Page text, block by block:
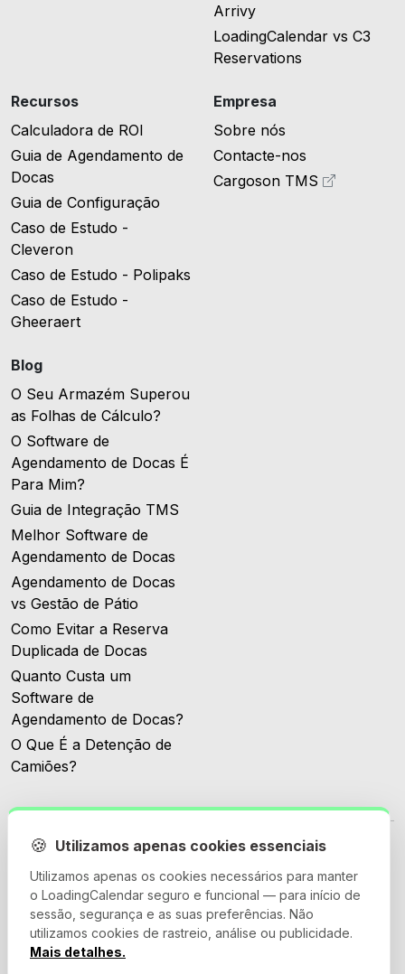
Arrivy
LoadingCalendar vs C3
Reservations
Recursos
Calculadora de ROI
Guia de Agendamento de
Docas
Guia de Configuração
Caso de Estudo -
Cleveron
Caso de Estudo - Polipaks
Caso de Estudo -
Gheeraert
Blog
O Seu Armazém Superou
as Folhas de Cálculo?
O Software de
Agendamento de Docas É
Para Mim?
Guia de Integração TMS
Melhor Software de
Agendamento de Docas
Agendamento de Docas
vs Gestão de Pátio
Como Evitar a Reserva
Duplicada de Docas
Quanto Custa um
Software de
Agendamento de Docas?
O Que É a Detenção de
Camiões?
Empresa
Sobre nós
Contacte-nos
Cargoson TMS
© 2026 Loadingcalendar.com. Todos os Direitos Reservados.
🍪 Utilizamos apenas cookies essenciais
Utilizamos apenas os cookies necessários para manter
o LoadingCalendar seguro e funcional — para início de
sessão, segurança e as suas preferências. Não
utilizamos cookies de rastreio, análise ou publicidade.
Mais detalhes.